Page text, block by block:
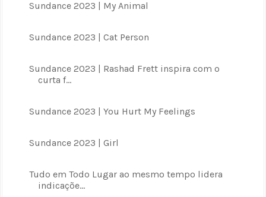
Sundance 2023 | My Animal
Sundance 2023 | Cat Person
Sundance 2023 | Rashad Frett inspira com o
curta f...
Sundance 2023 | You Hurt My Feelings
Sundance 2023 | Girl
Tudo em Todo Lugar ao mesmo tempo lidera
indicaçõe...